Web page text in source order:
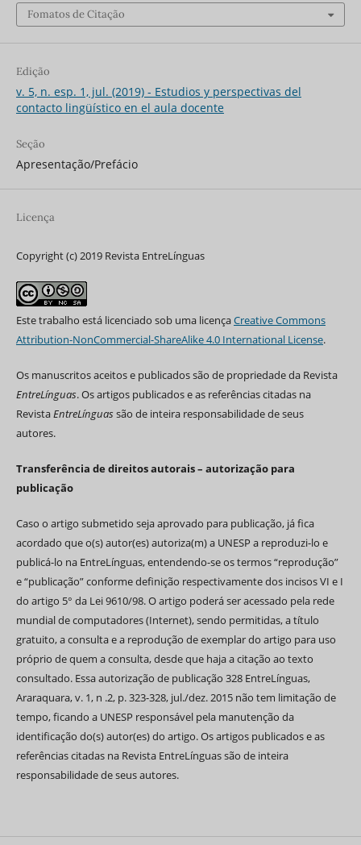
Fomatos de Citação
Edição
v. 5, n. esp. 1, jul. (2019) - Estudios y perspectivas del
contacto lingüístico en el aula docente
Seção
Apresentação/Prefácio
Licença
Copyright (c) 2019 Revista EntreLínguas
Este trabalho está licenciado sob uma licençaCreative Commons
Attribution-NonCommercial-ShareAlike 4.0 International License.
Os manuscritos aceitos e publicados são de propriedade da Revista
EntreLínguas. Os artigos publicados e as referências citadas na
RevistaEntreLínguas são de inteira responsabilidade de seus
autores.
Transferência de direitos autorais – autorização para
publicação
Caso o artigo submetido seja aprovado para publicação, já fica
acordado que o(s) autor(es) autoriza(m) a UNESP a reproduzi-lo e
publicá-lo na EntreLínguas, entendendo-se os termos “reprodução”
e “publicação” conforme definição respectivamente dos incisos VI e I
do artigo 5° da Lei 9610/98. O artigo poderá ser acessado pela rede
mundial de computadores (Internet), sendo permitidas, a título
gratuito, a consulta e a reprodução de exemplar do artigo para uso
próprio de quem a consulta, desde que haja a citação ao texto
consultado. Essa autorização de publicação 328 EntreLínguas,
Araraquara, v. 1, n .2, p. 323-328, jul./dez. 2015 não tem limitação de
tempo, ficando a UNESP responsável pela manutenção da
identificação do(s) autor(es) do artigo. Os artigos publicados e as
referências citadas na Revista EntreLínguas são de inteira
responsabilidade de seus autores.